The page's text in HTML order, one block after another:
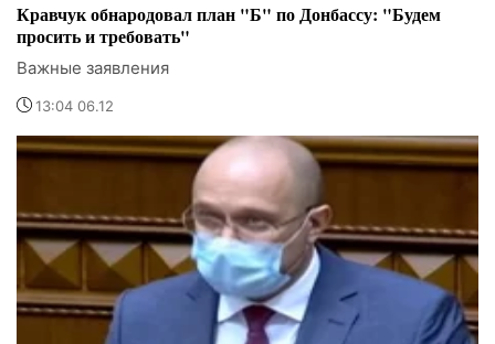
Кравчук обнародовал план "Б" по Донбассу: "Будем
просить и требовать"
Важные заявления
13:04 06.12